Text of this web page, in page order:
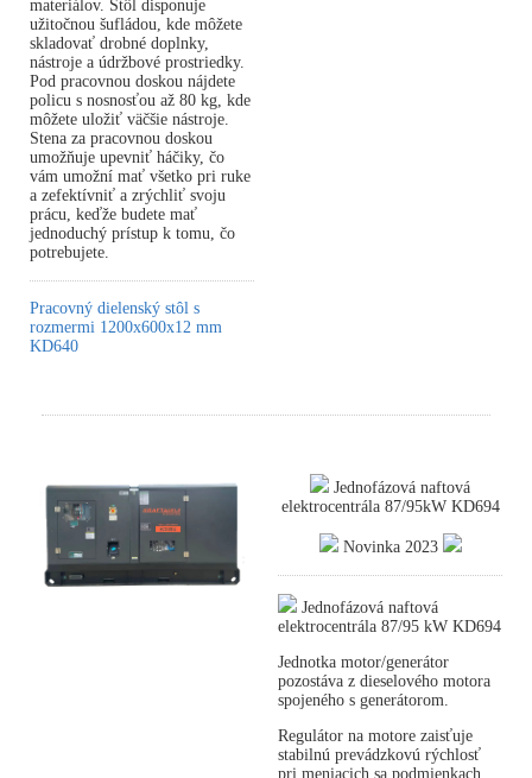
materiálov. Stôl disponuje
užitočnou šufládou, kde môžete
skladovať drobné doplnky,
nástroje a údržbové prostriedky.
Pod pracovnou doskou nájdete
policu s nosnosťou až 80 kg, kde
môžete uložiť väčšie nástroje.
Stena za pracovnou doskou
umožňuje upevniť háčiky, čo
vám umožní mať všetko pri ruke
a zefektívniť a zrýchliť svoju
prácu, keďže budete mať
jednoduchý prístup k tomu, čo
potrebujete.
Pracovný dielenský stôl s
rozmermi 1200x600x12 mm
KD640
Jednofázová naftová
elektrocentrála 87/95kW KD694
Novinka 2023
Jednofázová naftová
elektrocentrála 87/95 kW KD694
Jednotka motor/generátor
pozostáva z dieselového motora
spojeného s generátorom.
Regulátor na motore zaisťuje
stabilnú prevádzkovú rýchlosť
pri meniacich sa podmienkach